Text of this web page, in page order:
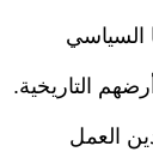
السياسي
التاريخية.
العمل